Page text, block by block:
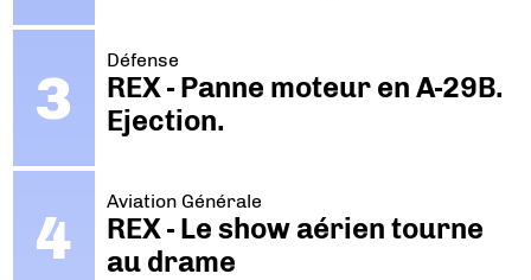
Défense
REX - Panne moteur en A-29B.
Ejection.
Aviation Générale
REX - Le show aérien tourne
au drame